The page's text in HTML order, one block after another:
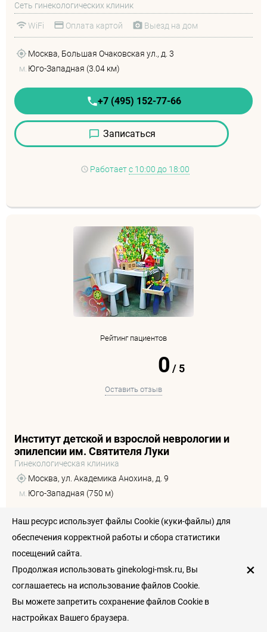
Сеть гинекологических клиник
WiFi Оплата картой Выезд на дом
Москва, Большая Очаковская ул., д. 3
м. Юго-Западная (3.04 км)
+7 (495) 152-77-66
Записаться
Работаетс 10:00 до 18:00
Рейтинг пациентов
0 / 5
Оставить отзыв
Институт детской и взрослой неврологии и
эпилепсии им. Святителя Луки
Гинекологическая клиника
Москва, ул. Академика Анохина, д. 9
м. Юго-Западная (750 м)
+7 (495) 152-77-66
Наш ресурс использует файлы Cookie (куки-файлы) для
обеспечения корректной работы и сбора статистики
посещений сайта.
Продолжая использовать ginekologi-msk.ru, Вы
соглашаетесь на использование файлов Cookie.
Вы можете запретить сохранение файлов Cookie в
настройках Вашего браузера.
×